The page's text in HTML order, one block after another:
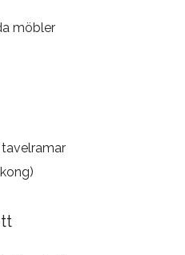
möbler
tavelramar